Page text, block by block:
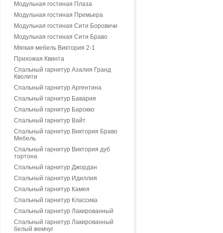
Модульная гостиная Плаза
Модульная гостиная Премьера
Модульная гостиная Сити Боровичи
Модульная гостиная Сити Браво
Мягкая мебель Виктория 2-1
Прихожая Квинта
Спальный гарнитур Азалия Гранд
Кволити
Спальный гарнитур Аргентина
Спальный гарнитур Бавария
Спальный гарнитур Барокко
Спальный гарнитур Вайт
Спальный гарнитур Виктория Браво
Мебель
Спальный гарнитур Виктория дуб
тортона
Спальный гарнитур Джордан
Спальный гарнитур Идиллия
Спальный гарнитур Камея
Спальный гарнитур Классика
Спальный гарнитур Лакированный
Спальный гарнитур Лакированный
белый жемчуг